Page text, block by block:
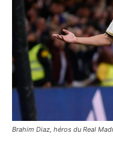
Brahim Diaz, héros du Real